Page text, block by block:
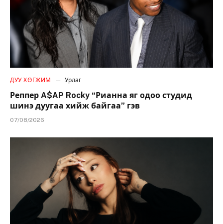
ДУУ ХӨГЖИМ Урлаг
Реппер A$AP Rocky “Рианна яг одоо студид
шинэ дуугаа хийж байгаа” гэв
07/08/2026